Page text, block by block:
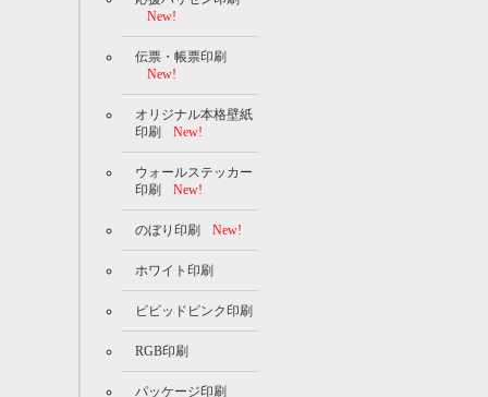
New!
伝票・帳票印刷
New!
オリジナル本格壁紙
印刷
New!
ウォールステッカー
印刷
New!
のぼり印刷 New!
ホワイト印刷
ビビッドピンク印刷
RGB印刷
パッケージ印刷